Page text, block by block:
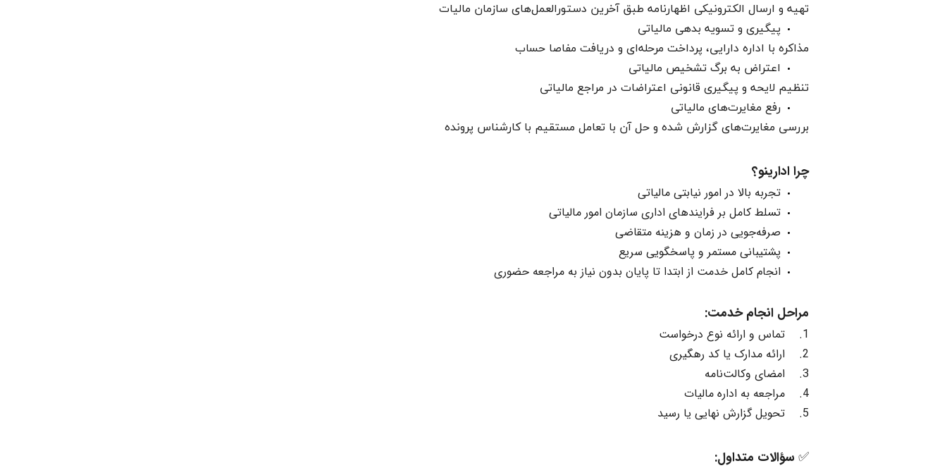
تهیه و ارسال الکترونیکی اظهارنامه طبق آخرین دستورالعمل‌های سازمان مالیات
پیگیری و تسویه بدهی مالیاتی
مذاکره با اداره دارایی، پرداخت مرحله‌ای و دریافت مفاصا حساب
اعتراض به برگ تشخیص مالیاتی
تنظیم لایحه و پیگیری قانونی اعتراضات در مراجع مالیاتی
رفع مغایرت‌های مالیاتی
بررسی مغایرت‌های گزارش شده و حل آن با تعامل مستقیم با کارشناس پرونده​​​​​​​
چرا ادارینو؟
تجربه بالا در امور نیابتی مالیاتی
تسلط کامل بر فرایندهای اداری سازمان امور مالیاتی
صرفه‌جویی در زمان و هزینه متقاضی
پشتیبانی مستمر و پاسخگویی سریع
انجام کامل خدمت از ابتدا تا پایان بدون نیاز به مراجعه حضوری​​​​​​​
مراحل انجام خدمت:
1. تماس و ارائه نوع درخواست
2. ارائه مدارک یا کد رهگیری
3. امضای وکالت‌نامه
4. مراجعه به اداره مالیات
5. تحویل گزارش نهایی یا رسید
✅ سؤالات متداول: